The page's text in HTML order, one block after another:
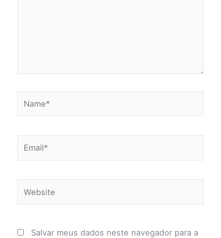
Salvar meus dados neste navegador para a